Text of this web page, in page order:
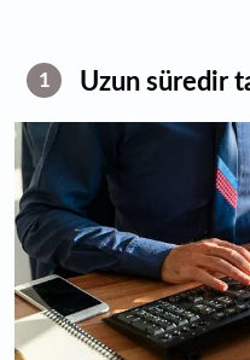
1 Uzun süredir